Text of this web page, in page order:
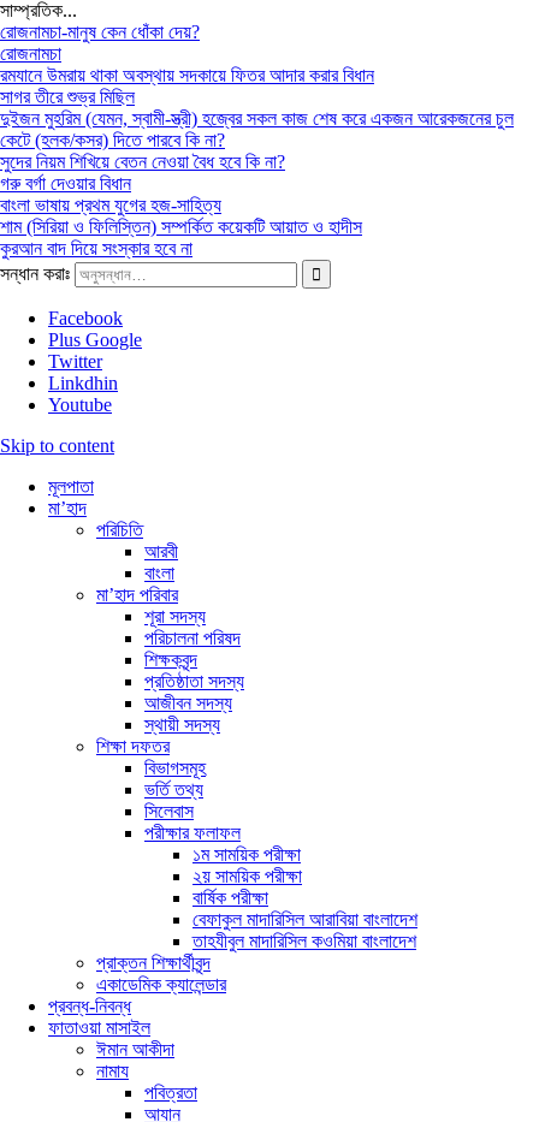
সাম্প্রতিক...
রোজনামচা-মানুষ কেন ধোঁকা দেয়?
রোজনামচা
রমযানে উমরায় থাকা অবস্থায় সদকায়ে ফিতর আদার করার বিধান
সাগর তীরে শুভ্র মিছিল
দুইজন মুহরিম (যেমন, স্বামী-স্ত্রী) হজ্বের সকল কাজ শেষ করে একজন আরেকজনের চুল
কেটে (হলক/কসর) দিতে পারবে কি না?
সুদের নিয়ম শিখিয়ে বেতন নেওয়া বৈধ হবে কি না?
গরু বর্গা দেওয়ার বিধান
বাংলা ভাষায় প্রথম যুগের হজ-সাহিত্য
শাম (সিরিয়া ও ফিলিস্তিন) সম্পর্কিত কয়েকটি আয়াত ও হাদীস
কুরআন বাদ দিয়ে সংস্কার হবে না
সন্ধান করাঃ
Facebook
Plus Google
Twitter
Linkdhin
Youtube
Skip to content
মূলপাতা
মা’হাদ
পরিচিতি
আরবী
বাংলা
মা’হাদ পরিবার
শূরা সদস্য
পরিচালনা পরিষদ
শিক্ষকবৃন্দ
প্রতিষ্ঠাতা সদস্য
আজীবন সদস্য
স্থায়ী সদস্য
শিক্ষা দফতর
বিভাগসমূহ
ভর্তি তথ্য
সিলেবাস
পরীক্ষার ফলাফল
১ম সাময়িক পরীক্ষা
২য় সাময়িক পরীক্ষা
বার্ষিক পরীক্ষা
বেফাকুল মাদারিসিল আরাবিয়া বাংলাদেশ
তাহযীবুল মাদারিসিল কওমিয়া বাংলাদেশ
প্রাক্তন শিক্ষার্থীবৃন্দ
একাডেমিক ক্যালেন্ডার
প্রবন্ধ-নিবন্ধ
ফাতাওয়া মাসাইল
ঈমান আকীদা
নামায
পবিত্রতা
আযান